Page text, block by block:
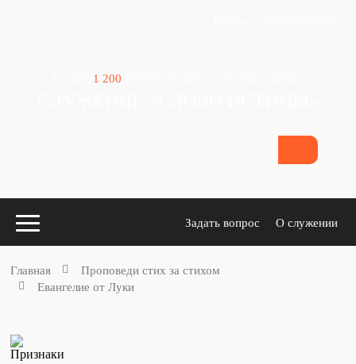
1 200
Задать вопрос О служении
Главная
Проповеди стих за стихом
Евангелие от Луки